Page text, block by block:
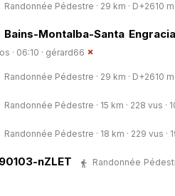
Randonnée Pédestre · 29 km · D+2610 m
Montalba-Santa Engracia
· 06:10 · gérard66
Randonnée Pédestre · 29 km · D+2610 m
Randonnée Pédestre · 15 km · 228 vus ·
Randonnée Pédestre · 18 km · 229 vus ·
nZLET Randonnée